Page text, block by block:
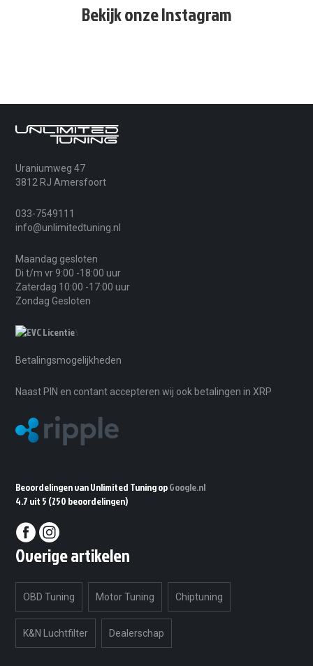
Bekijk onze Instagram
Uraniumweg 47
3812 RJ Amersfoort
033-7549111
info@unlimitedtuning.nl
Maandag gesloten
Di t/m vr 9:00 -18:00 uur
Zaterdag 10:00 -17:00 uur
Zondag Gesloten
Betalingsmogelijkheden
Naast PIN en contant accepteren wij ook betalingen in XRP
Beoordelingen van Unlimited Tuning opGoogle.nl
4.7 uit 5 (250 beoordelingen)
Overige artikelen
OBD Tuning Motor Tuning Chiptuning
K&N Luchtfilter Dealerschap